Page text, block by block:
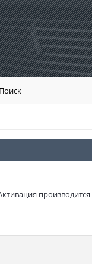
Поиск